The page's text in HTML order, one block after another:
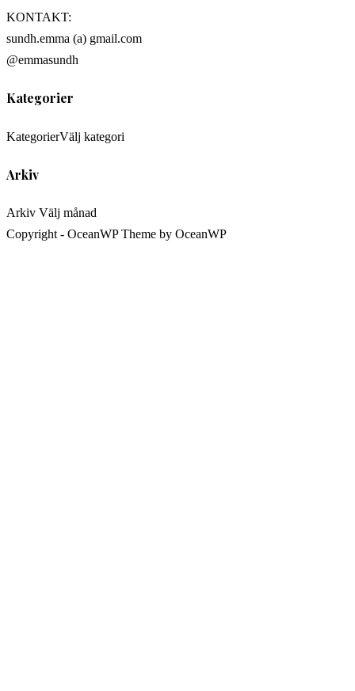
KONTAKT:
sundh.emma (a) gmail.com
@emmasundh
Kategorier
KategorierVälj kategori
Arkiv
Arkiv Välj månad
Copyright - OceanWP Theme by OceanWP